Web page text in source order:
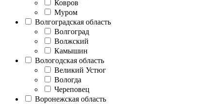
Ковров
Муром
Волгоградская область
Волгоград
Волжский
Камышин
Вологодская область
Великий Устюг
Вологда
Череповец
Воронежская область